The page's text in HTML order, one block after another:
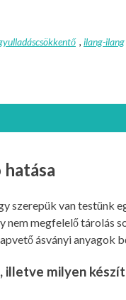
, ilang-ilang
szerepük van testünk
megfelelő tárolás
ásványi anyagok
milyen